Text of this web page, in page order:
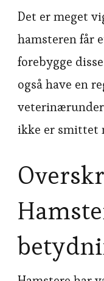
Det er meget
hamsteren får
forebygge
også have en
ikke er smittet